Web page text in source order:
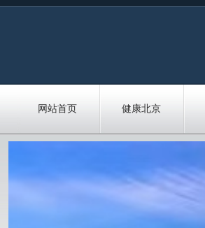
网站首页 健康北京